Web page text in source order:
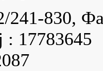
241-830,
: 17783645